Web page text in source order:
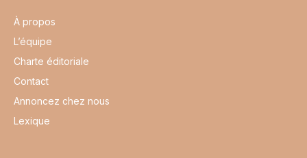
À propos
L’équipe
Charte éditoriale
Contact
Annoncez chez nous
Lexique